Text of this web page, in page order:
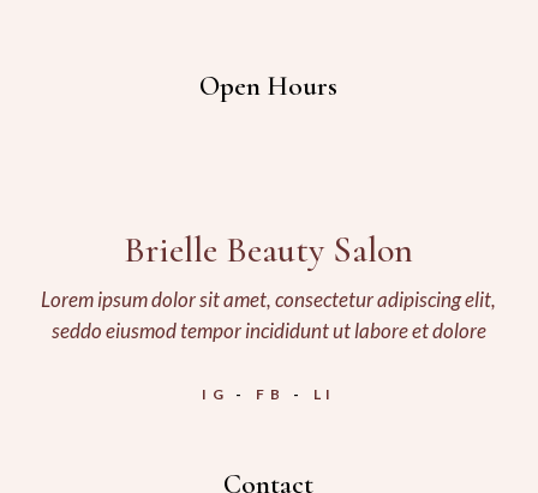
Open Hours
Brielle Beauty Salon
Lorem ipsum dolor sit amet, consectetur adipiscing elit,
seddo eiusmod tempor incididunt ut labore et dolore
IG FB LI
Contact